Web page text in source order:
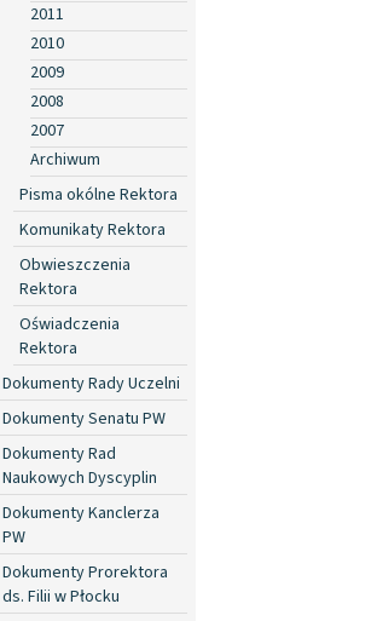
2011
2010
2009
2008
2007
Archiwum
Pisma okólne Rektora
Komunikaty Rektora
Obwieszczenia
Rektora
Oświadczenia
Rektora
Dokumenty Rady Uczelni
Dokumenty Senatu PW
Dokumenty Rad
Naukowych Dyscyplin
Dokumenty Kanclerza
PW
Dokumenty Prorektora
ds. Filii w Płocku